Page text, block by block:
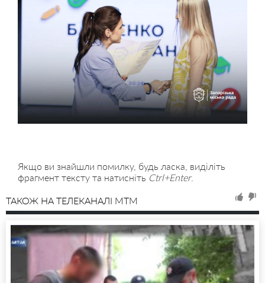
Якщо ви знайшли помилку, будь ласка, виділіть
фрагмент тексту та натисніть Ctrl+Enter.
ТАКОЖ НА ТЕЛЕКАНАЛІ MTM